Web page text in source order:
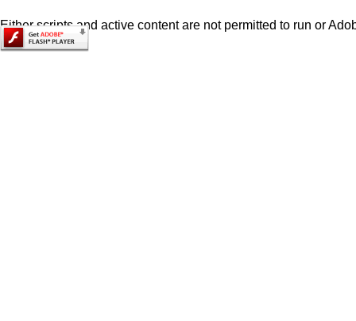
Either scripts and active content are not permitted to run or